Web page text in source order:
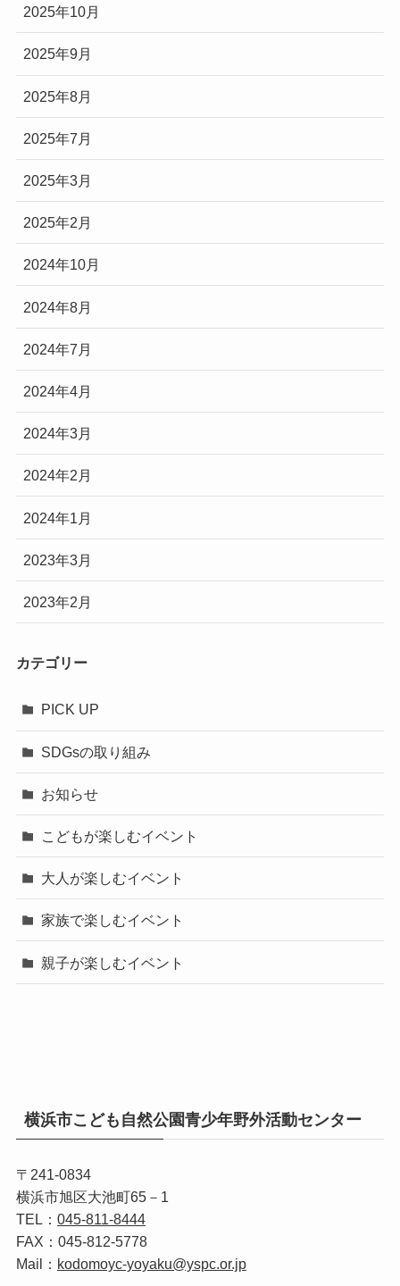
2025年10月
2025年9月
2025年8月
2025年7月
2025年3月
2025年2月
2024年10月
2024年8月
2024年7月
2024年4月
2024年3月
2024年2月
2024年1月
2023年3月
2023年2月
カテゴリー
PICK UP
SDGsの取り組み
お知らせ
こどもが楽しむイベント
大人が楽しむイベント
家族で楽しむイベント
親子が楽しむイベント
横浜市こども自然公園青少年野外活動センター
〒241-0834
横浜市旭区大池町65－1
TEL： 045‐811‐8444
FAX：045‐812‐5778
Mail： kodomoyc-yoyaku@yspc.or.jp